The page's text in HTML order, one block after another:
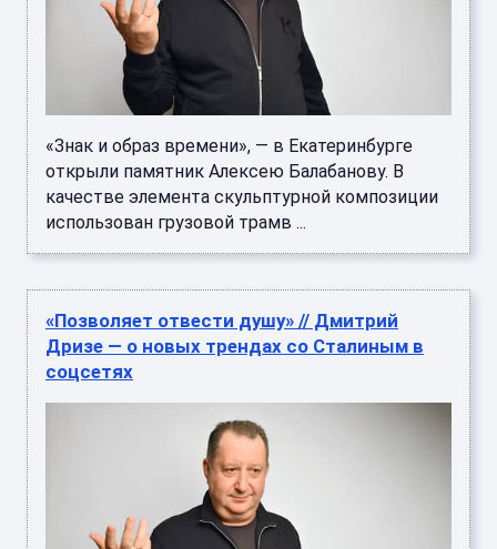
«Знак и образ времени», — в Екатеринбурге
открыли памятник Алексею Балабанову. В
качестве элемента скульптурной композиции
использован грузовой трамв ...
«Позволяет отвести душу» // Дмитрий
Дризе — о новых трендах со Сталиным в
соцсетях